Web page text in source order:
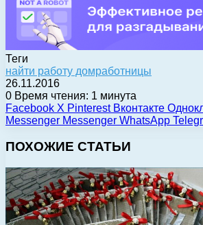
Теги
найти работу домработницы
26.11.2016
0 Время чтения: 1 минута
Facebook X Pinterest Вконтакте
Messenger Messenger WhatsApp
ПОХОЖИЕ СТАТЬИ